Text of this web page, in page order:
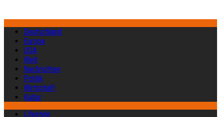
Deutschland
Europa
USA
Welt
Nachrichten
Politik
Wirtschaft
Kultur
Lifestyle